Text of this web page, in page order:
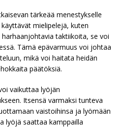
tärkeää menestykselle
mielipelejä, kuten
taktiikoita, se voi
Tämä epävarmuus voi johtaa
mikä voi haitata heidän
päätöksiä.
vaikuttaa lyöjän
Itsensä varmaksi tunteva
vaistoihinsa ja lyömään
lyöjä saattaa kamppailla